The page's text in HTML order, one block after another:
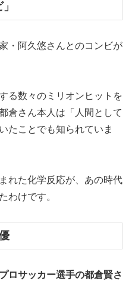
・阿久悠さんとのコンビが
る数々のミリオンヒットを
倉さん本人は「人間として
たことでも知られていま
れた化学反応が、あの時代
わけです。
ロサッカー選手の都倉賢さ